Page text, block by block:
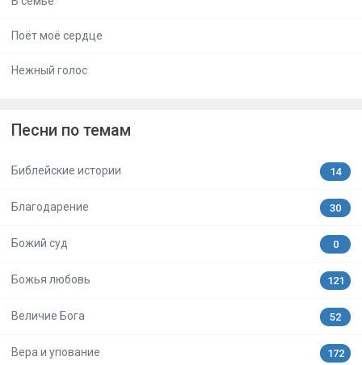
Поёт моё сердце
Нежный голос
Песни по темам
Библейские истории 14
Благодарение 30
Божий суд 0
Божья любовь 121
Величие Бога 52
Вера и упование 172